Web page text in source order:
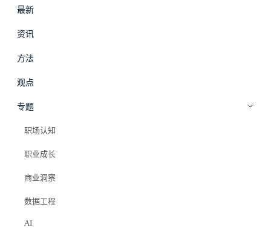
最新
资讯
方法
观点
专题
职场认知
职业成长
商业洞察
数据工程
AI
EP002
EP002：AI来了，数据分析师真的要
失业了？
Elazer (石头)
2025年9月26日
时长：00:10:39
#数据分析师